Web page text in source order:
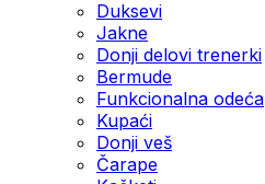
Duksevi
Jakne
Donji delovi trenerki
Bermude
Funkcionalna odeća
Kupaći
Donji veš
Čarape